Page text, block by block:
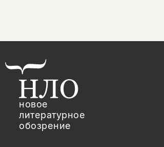
новое
литературное
обозрение